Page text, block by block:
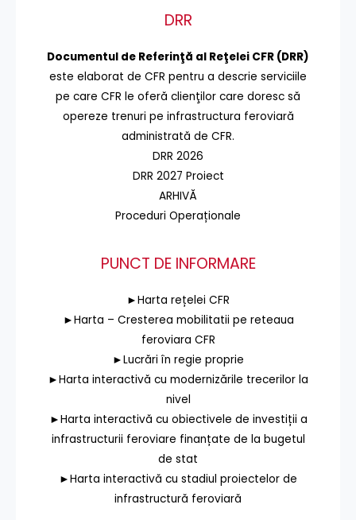
DRR
Documentul de Referinţă al Reţelei CFR (DRR)
este elaborat de CFR pentru a descrie serviciile
pe care CFR le oferă clienţilor care doresc să
opereze trenuri pe infrastructura feroviară
administrată de CFR.
DRR 2026
DRR 2027 Proiect
ARHIVĂ
Proceduri Operaționale
PUNCT DE INFORMARE
►Harta rețelei CFR
►Harta – Cresterea mobilitatii pe reteaua
feroviara CFR
►Lucrări în regie proprie
►Harta interactivă cu modernizările trecerilor la
nivel
►Harta interactivă cu obiectivele de investiții a
infrastructurii feroviare finanțate de la bugetul
de stat
►Harta interactivă cu stadiul proiectelor de
infrastructură feroviară